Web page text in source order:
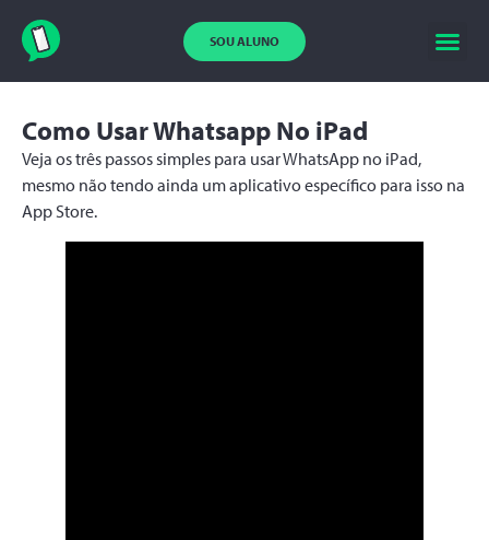
SOU ALUNO
Como Usar Whatsapp No iPad
Veja os três passos simples para usar WhatsApp no iPad,
mesmo não tendo ainda um aplicativo específico para isso na
App Store.